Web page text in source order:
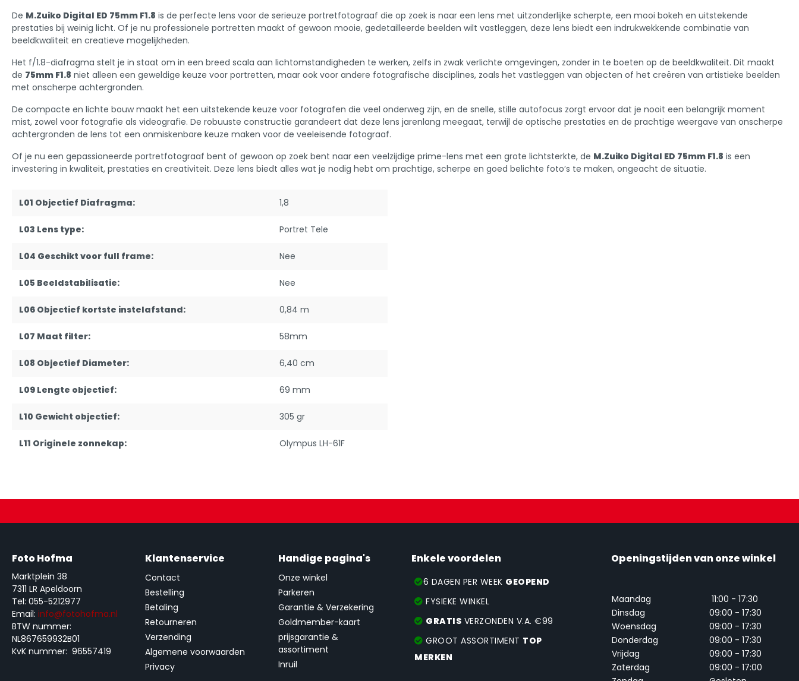
De M.Zuiko Digital ED 75mm F1.8 is de perfecte lens voor de serieuze portretfotograaf die op zoek is naar een lens met uitzonderlijke scherpte, een mooi bokeh en uitstekende
prestaties bij weinig licht. Of je nu professionele portretten maakt of gewoon mooie, gedetailleerde beelden wilt vastleggen, deze lens biedt een indrukwekkende combinatie van
beeldkwaliteit en creatieve mogelijkheden.
Het f/1.8-diafragma stelt je in staat om in een breed scala aan lichtomstandigheden te werken, zelfs in zwak verlichte omgevingen, zonder in te boeten op de beeldkwaliteit. Dit maakt
de 75mm F1.8 niet alleen een geweldige keuze voor portretten, maar ook voor andere fotografische disciplines, zoals het vastleggen van objecten of het creëren van artistieke beelden
met onscherpe achtergronden.
De compacte en lichte bouw maakt het een uitstekende keuze voor fotografen die veel onderweg zijn, en de snelle, stille autofocus zorgt ervoor dat je nooit een belangrijk moment
mist, zowel voor fotografie als videografie. De robuuste constructie garandeert dat deze lens jarenlang meegaat, terwijl de optische prestaties en de prachtige weergave van onscherpe
achtergronden de lens tot een onmiskenbare keuze maken voor de veeleisende fotograaf.
Of je nu een gepassioneerde portretfotograaf bent of gewoon op zoek bent naar een veelzijdige prime-lens met een grote lichtsterkte, de M.Zuiko Digital ED 75mm F1.8 is een
investering in kwaliteit, prestaties en creativiteit. Deze lens biedt alles wat je nodig hebt om prachtige, scherpe en goed belichte foto’s te maken, ongeacht de situatie.
L01 Objectief Diafragma: 1,8
L03 Lens type: Portret Tele
L04 Geschikt voor full frame: Nee
L05 Beeldstabilisatie: Nee
L06 Objectief kortste instelafstand: 0,84 m
L07 Maat filter: 58mm
L08 Objectief Diameter: 6,40 cm
L09 Lengte objectief: 69 mm
L10 Gewicht objectief: 305 gr
L11 Originele zonnekap: Olympus LH-61F
Foto Hofma
Marktplein 38
7311 LR Apeldoorn
Tel: 055-5212977
Email: info@fotohofma.nl
BTW nummer:
NL867659932B01
KvK nummer: 96557419
Klantenservice
Contact
Bestelling
Betaling
Retourneren
Verzending
Algemene voorwaarden
Privacy
Handige pagina's
Onze winkel
Parkeren
Garantie & Verzekering
Goldmember-kaart
prijsgarantie &
assortiment
Inruil
Enkele voordelen
6 DAGEN PER WEEK GEOPEND
FYSIEKE WINKEL
GRATIS VERZONDEN V.A. €99
GROOT ASSORTIMENT TOP
MERKEN
Openingstijden van onze winkel
Maandag
11:00 - 17:30
Dinsdag
09:00 - 17:30
Woensdag
09:00 - 17:30
Donderdag
09:00 - 17:30
Vrijdag
09:00 - 17:30
Zaterdag
09:00 - 17:00